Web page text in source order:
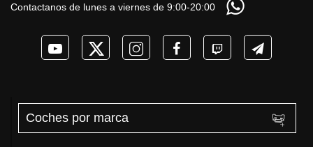
Contactanos de lunes a viernes de 9:00-20:00
Coches por marca